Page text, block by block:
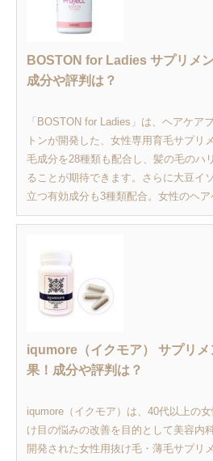
BOSTON for Ladies サプリメ
成分や評判は？
「BOSTON for Ladies」は、ヘアケア
トンが開発した、女性専用育毛サプリ
毛成分を28種類も配合し、髪の毛のハ
ることが期待できます。さらに大豆イ
立つ有効成分も3種類配合。女性のヘア
iqumore（イクモア） サプリ
果！成分や評判は？
iqumore（イクモア）は、40代以上の
け目の悩みの改善を目的として美容内
開発された女性用抜け毛・薄毛サプリ